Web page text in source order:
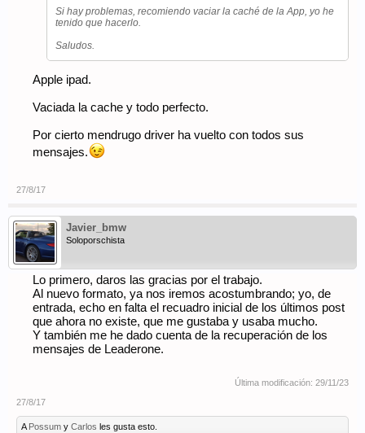
Si hay problemas, recomiendo vaciar la caché de la App, yo he
tenido que hacerlo.
Saludos.
Apple ipad.
Vaciada la cache y todo perfecto.
Por cierto mendrugo driver ha vuelto con todos sus
mensajes.
27/8/17
Javier_bmw
Soloporschista
Lo primero, daros las gracias por el trabajo.
Al nuevo formato, ya nos iremos acostumbrando; yo, de
entrada, echo en falta el recuadro inicial de los últimos post
que ahora no existe, que me gustaba y usaba mucho.
Y también me he dado cuenta de la recuperación de los
mensajes de Leaderone.
Última modificación: 29/11/23
27/8/17
A Possum y Carlos les gusta esto.